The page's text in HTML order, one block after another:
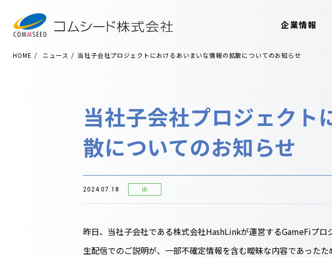
企業情報
HOME ニュース 当社子会社プロジェクトにおけるあいまいな情報の拡散についてのお知らせ
当社子会社プロジェクト
散についてのお知らせ
2024.07.18 IR
昨日、当社子会社である株式会社HashLinkが運営するGameFiプ
生配信でのご説明が、一部不確定情報を含む曖昧な内容であった